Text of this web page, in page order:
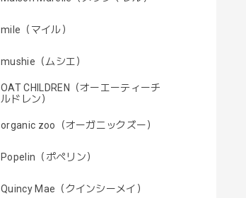
mile（マイル）
mushie（ムシエ）
OAT CHILDREN（オーエーティーチ
ルドレン）
organic zoo（オーガニックズー）
Popelin（ポペリン）
Quincy Mae（クインシーメイ）